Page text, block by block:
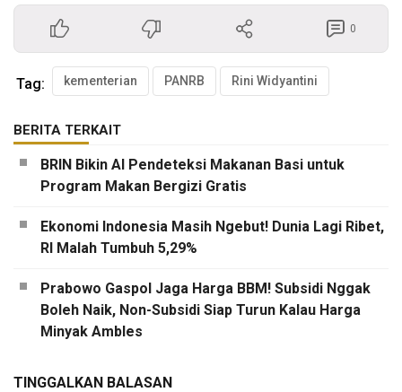
0
Tag: kementerian PANRB Rini Widyantini
BERITA TERKAIT
BRIN Bikin AI Pendeteksi Makanan Basi untuk
Program Makan Bergizi Gratis
Ekonomi Indonesia Masih Ngebut! Dunia Lagi Ribet,
RI Malah Tumbuh 5,29%
Prabowo Gaspol Jaga Harga BBM! Subsidi Nggak
Boleh Naik, Non-Subsidi Siap Turun Kalau Harga
Minyak Ambles
TINGGALKAN BALASAN